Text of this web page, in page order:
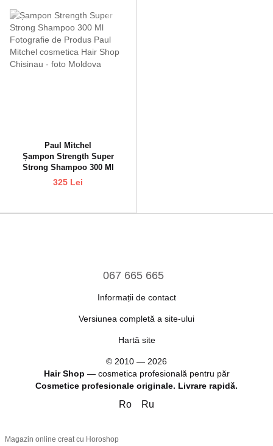
Paul Mitchel
Șampon Strength Super
Strong Shampoo 300 Ml
325 Lei
067 665 665
Informații de contact
Versiunea completă a site-ului
Hartă site
© 2010 — 2026
Hair Shop — cosmetica profesională pentru păr
Cosmetice profesionale originale. Livrare rapidă.
Ro Ru
Magazin online creat cu Horoshop